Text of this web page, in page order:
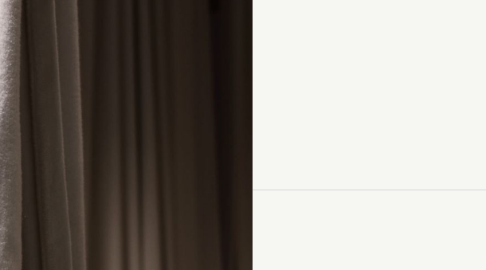
P3 Krim där han uttalar sig